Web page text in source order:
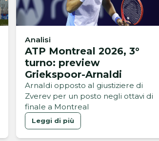
Analisi
ATP Montreal 2026, 3°
turno: preview
Griekspoor-Arnaldi
Arnaldi opposto al giustiziere di
Zverev per un posto negli ottavi di
finale a Montreal
Leggi di più